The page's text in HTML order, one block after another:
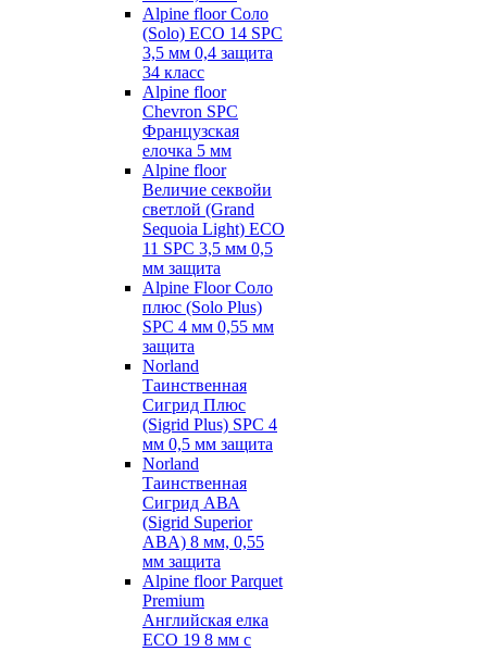
Alpine floor Соло
(Solo) ECO 14 SPC
3,5 мм 0,4 защита
34 класс
Alpine floor
Chevron SPC
Французская
елочка 5 мм
Alpine floor
Величие секвойи
светлой (Grand
Sequoia Light) ECO
11 SPC 3,5 мм 0,5
мм защита
Alpine Floor Соло
плюс (Solo Plus)
SPC 4 мм 0,55 мм
защита
Norland
Таинственная
Сигрид Плюс
(Sigrid Plus) SPC 4
мм 0,5 мм защита
Norland
Таинственная
Сигрид АВА
(Sigrid Superior
ABA) 8 мм, 0,55
мм защита
Alpine floor Parquet
Premium
Английская елка
ECO 19 8 мм с